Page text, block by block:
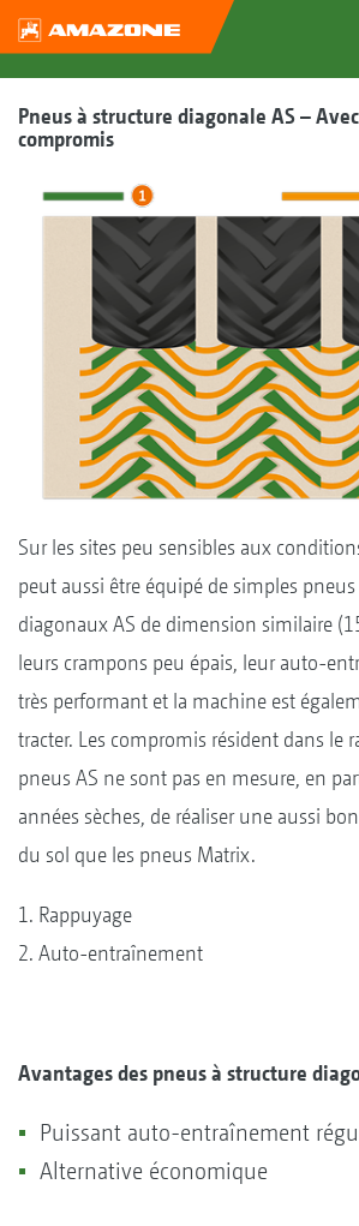
Pneus à structure diagonale AS –
compromis
Sur les sites peu sensibles aux
peut aussi être équipé de simples
diagonaux AS de dimension similaire
leurs crampons peu épais, leur auto-
très performant et la machine est
tracter. Les compromis résident dans le
pneus AS ne sont pas en mesure, en
années sèches, de réaliser une aussi
du sol que les pneus Matrix.
1. Rappuyage
2. Auto-entraînement
Avantages des pneus à structure
Puissant auto-entraînement
Alternative économique